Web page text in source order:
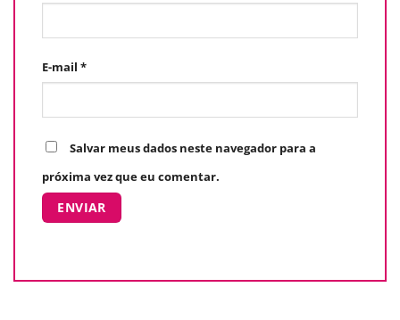
E-mail *
Salvar meus dados neste navegador para a
próxima vez que eu comentar.